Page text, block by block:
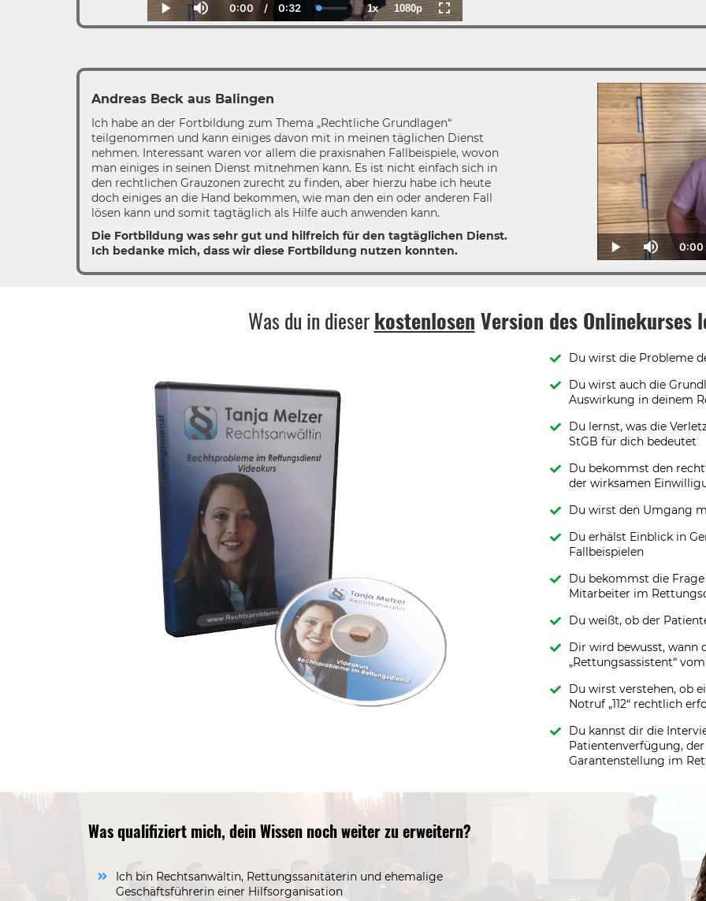
Play Mute
Current
Time
0:00 / Duration
0:32 Loaded:
1.53%
1xPlayback
Rate
Quality
1080p Fullscreen
Andreas Beck aus Balingen
Ich habe an der Fortbildung zum Thema „Rechtliche Grundlagen“
teilgenommen und kann einiges davon mit in meinen täglichen Dienst
nehmen. Interessant waren vor allem die praxisnahen Fallbeispiele, wovon
man einiges in seinen Dienst mitnehmen kann. Es ist nicht einfach sich in
den rechtlichen Grauzonen zurecht zu finden, aber hierzu habe ich heute
doch einiges an die Hand bekommen, wie man den ein oder anderen Fall
lösen kann und somit tagtäglich als Hilfe auch anwenden kann.
Die Fortbildung was sehr gut und hilfreich für den tagtäglichen Dienst.
Ich bedanke mich, dass wir diese Fortbildung nutzen konnten.
Play Mute 0:00
Was du in dieserkostenlosen Version des Onlinekurses
Du wirst die Probleme
Du wirst auch die
Auswirkung in deinem
Du lernst, was die
StGB für dich bedeutet
Du bekommst den
der wirksamen
Du wirst den Umgang
Du erhälst Einblick in
Fallbeispielen
Du bekommst die
Mitarbeiter im
Du weißt, ob der
Dir wird bewusst, wann
„Rettungsassistent“
Du wirst verstehen, ob
Notruf „112“ rechtlich
Du kannst dir die
Patientenverfügung,
Garantenstellung im
Was qualifiziert mich, dein Wissen noch weiter zu erweitern?
Ich bin Rechtsanwältin, Rettungssanitäterin und ehemalige
Geschäftsführerin einer Hilfsorganisation